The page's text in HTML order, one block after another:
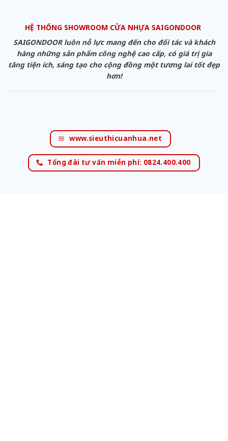
HỆ THỐNG SHOWROOM CỬA NHỰA SAIGONDOOR
SAIGONDOOR luôn nỗ lực mang đến cho đối tác và khách
hàng những sản phẩm công nghệ cao cấp, có giá trị gia
tăng tiện ích, sáng tạo cho cộng đồng một tương lai tốt đẹp
hơn!
www.sieuthicuanhua.net
Tổng đài tư vấn miễn phí: 0824.400.400